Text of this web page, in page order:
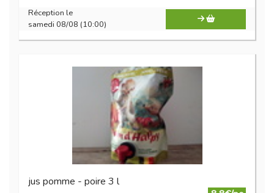
Réception le
samedi 08/08 (10:00)
jus pomme - poire 3 l